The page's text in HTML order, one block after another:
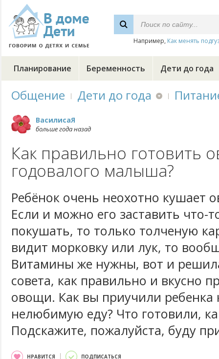
Например, Как менять
Планирование Беременность Дети до года
Общение Дети до года
ВасилисаЯ
больше года назад
Как правильно готовить
годовалого малыша?
Ребёнок очень неохотно кушает
Если и можно его заставить что-
покушать, то только толченую
видит морковку или лук, то
Витамины же нужны, вот и
совета, как правильно и вкусно
овощи. Как вы приучили ребенка
нелюбимую еду? Что готовили,
Подскажите, пожалуйста, буду
НРАВИТСЯ ПОДПИСАТЬСЯ